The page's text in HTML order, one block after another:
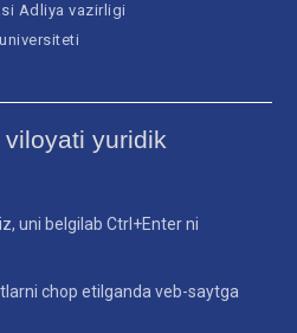
Adliya vazirligi
viloyati yuridik
uni belgilab Ctrl+Enter ni
chop etilganda veb-saytga